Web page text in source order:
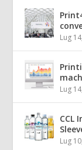
Lug
Lug
CCL
Lug